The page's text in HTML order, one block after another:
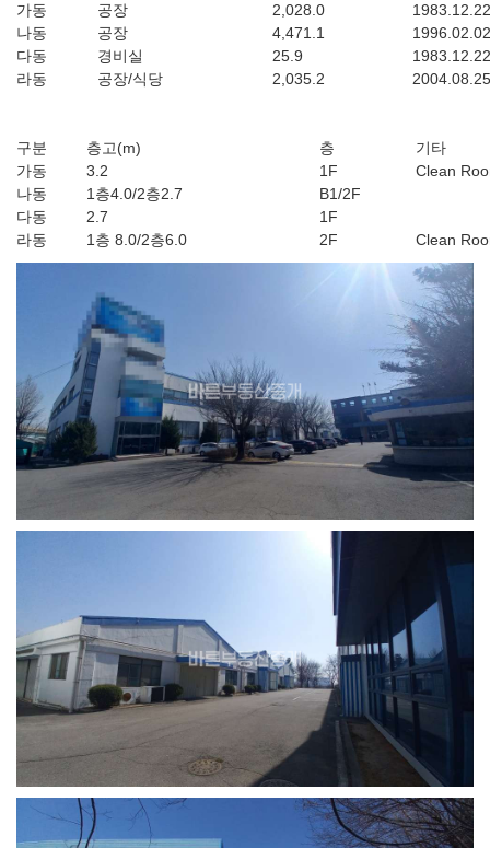
가동 공장 2,028.0
1983.12.22
나동
공장 4,471.1
1996.02.02
다동
경비실 25.9
1983.12.22
라동
공장/식당 2,035.2 2004.08.25
구분 층고(m) 층
기타
가동
3.2 1F
Clean
나동
1층4.0/2층2.7
B1/2F
다동
2.7
1F
라동
1층 8.0/2층6.0 2F Clean